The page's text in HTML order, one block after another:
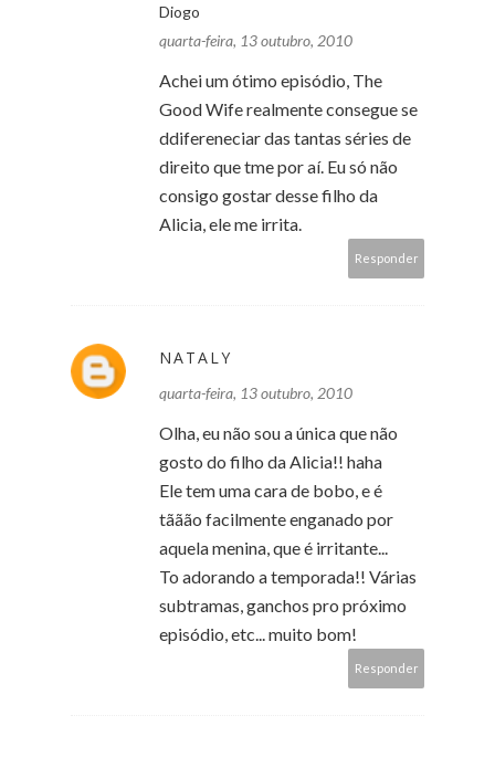
Diogo
quarta-feira, 13 outubro, 2010
Achei um ótimo episódio, The
Good Wife realmente consegue se
ddifereneciar das tantas séries de
direito que tme por aí. Eu só não
consigo gostar desse filho da
Alicia, ele me irrita.
Responder
NATALY
quarta-feira, 13 outubro, 2010
Olha, eu não sou a única que não
gosto do filho da Alicia!! haha
Ele tem uma cara de bobo, e é
tããão facilmente enganado por
aquela menina, que é irritante...
To adorando a temporada!! Várias
subtramas, ganchos pro próximo
episódio, etc... muito bom!
Responder